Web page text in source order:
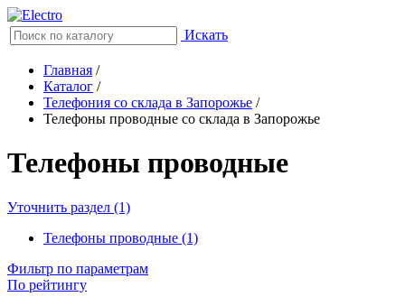
Искать
Главная /
Каталог /
Телефония со склада в Запорожье /
Телефоны проводные со склада в Запорожье
Телефоны проводные
Уточнить раздел (1)
Телефоны проводные (1)
Фильтр по параметрам
По рейтингу